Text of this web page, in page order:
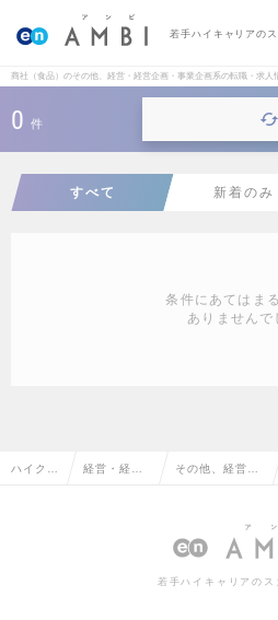
若手ハイキャリアの
商社（食品）のその他、経営・経営企画・事業企画系の転職・求人
0 件
すべて 新着のみ
条件にあてはま
ありませんで
ハイクラ 経営・経営 その他、経営・
企画系
若手ハイキャリアのス